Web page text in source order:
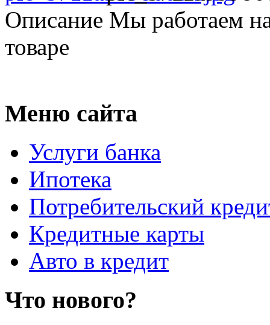
Описание Мы работаем
товаре
Меню сайта
Услуги банка
Ипотека
Потребительский
Кредитные карты
Авто в кредит
Что нового?